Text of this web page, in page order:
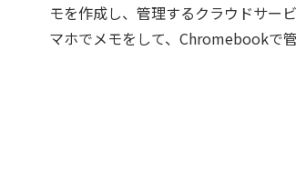
モを作成し、管理するクラウドサー
マホでメモをして、Chromebookで